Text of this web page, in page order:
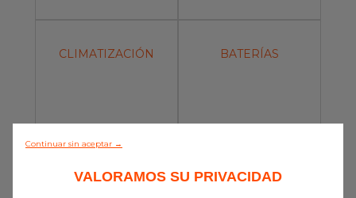
CLIMATIZACIÓN BATERÍAS
Continuar sin aceptar →
VALORAMOS SU PRIVACIDAD